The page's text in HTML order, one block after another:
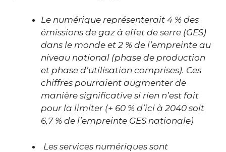
Le numérique représenterait 4 % des
émissions de gaz à effet de serre (GES)
dans le monde et 2 % de l’empreinte au
niveau national (phase de production
et phase d’utilisation comprises). Ces
chiffres pourraient augmenter de
manière significative si rien n’est fait
pour la limiter (+ 60 % d’ici à 2040 soit
6,7 % de l’empreinte GES nationale)
Les services numériques sont